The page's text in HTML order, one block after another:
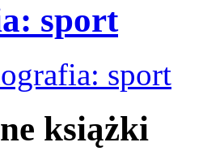
sport
sport
książki